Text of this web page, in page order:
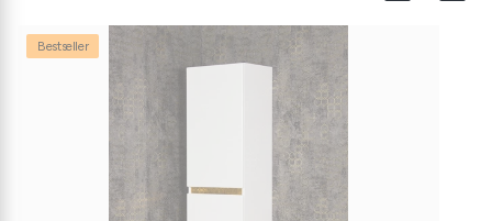
Bestseller